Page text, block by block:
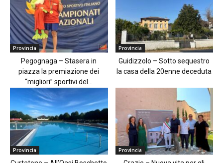
Provincia
Pegognaga – Stasera in
piazza la premiazione dei
“migliori” sportivi del...
Provincia
Guidizzolo – Sotto sequestro
la casa della 20enne deceduta
Provincia Provincia